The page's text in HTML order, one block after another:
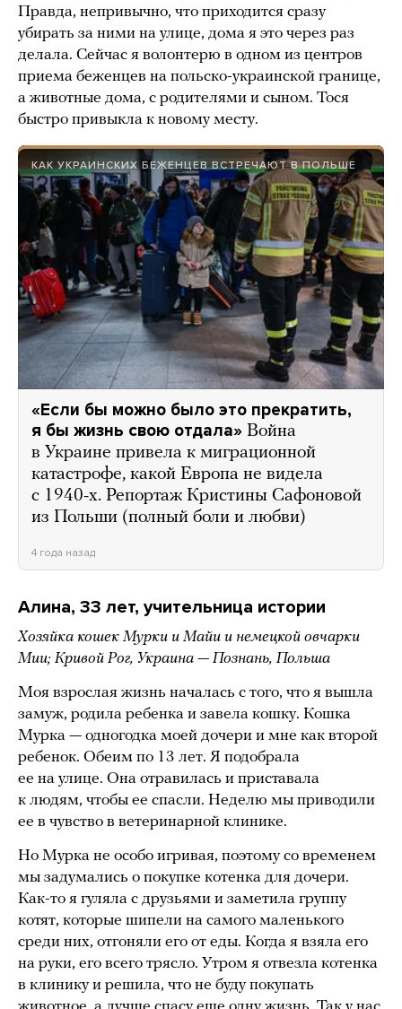
Правда, непривычно, что приходится сразу
убирать за ними на улице, дома я это через раз
делала. Сейчас я волонтерю в одном из центров
приема беженцев на польско-украинской границе,
а животные дома, с родителями и сыном. Тося
быстро привыкла к новому месту.
КАК УКРАИНСКИХ БЕЖЕНЦЕВ ВСТРЕЧАЮТ В ПОЛЬШЕ
«Если бы можно было это прекратить,
я бы жизнь свою отдала» Война
в Украине привела к миграционной
катастрофе, какой Европа не видела
с 1940-х. Репортаж Кристины Сафоновой
из Польши (полный боли и любви)
4 года назад
Алина, 33 лет, учительница истории
Хозяйка кошек Мурки и Майи и немецкой овчарки
Мии; Кривой Рог, Украина — Познань, Польша
Моя взрослая жизнь началась с того, что я вышла
замуж, родила ребенка и завела кошку. Кошка
Мурка — одногодка моей дочери и мне как второй
ребенок. Обеим по 13 лет. Я подобрала
ее на улице. Она отравилась и приставала
к людям, чтобы ее спасли. Неделю мы приводили
ее в чувство в ветеринарной клинике.
Но Мурка не особо игривая, поэтому со временем
мы задумались о покупке котенка для дочери.
Как-то я гуляла с друзьями и заметила группу
котят, которые шипели на самого маленького
среди них, отгоняли его от еды. Когда я взяла его
на руки, его всего трясло. Утром я отвезла котенка
в клинику и решила, что не буду покупать